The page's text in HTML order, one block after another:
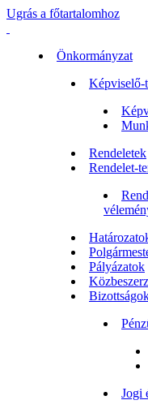
Ugrás a főtartalomhoz
Önkormányzat
Képviselő-
Rendeletek
Rendelet-
Pályázatok
Jogi